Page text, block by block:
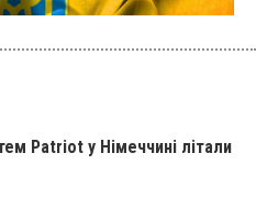
Patriot у Німеччині літали